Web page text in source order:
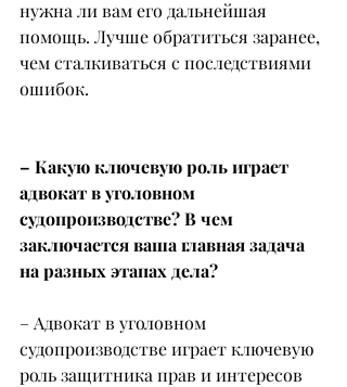
нужна ли вам его дальнейшая
помощь. Лучше обратиться заранее,
чем сталкиваться с последствиями
ошибок.
– Какую ключевую роль играет
адвокат в уголовном
судопроизводстве? В чем
заключается ваша главная задача
на разных этапах дела?
– Адвокат в уголовном
судопроизводстве играет ключевую
роль защитника прав и интересов